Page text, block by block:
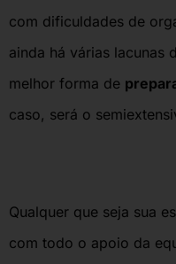
com dificuldades de
ainda há várias lacunas
melhor forma de
caso, será o
Qualquer que seja sua
com todo o apoio da